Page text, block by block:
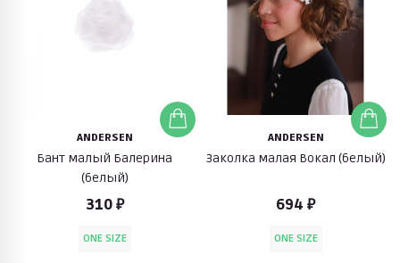
ANDERSEN
Бант малый Балерина
(белый)
310 ₽
ONE SIZE
ANDERSEN
Заколка малая Вокал (белый)
694 ₽
ONE SIZE